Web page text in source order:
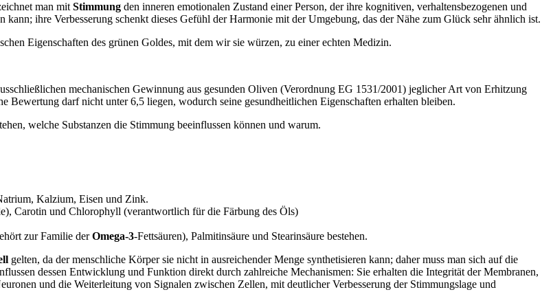
man mit Stimmung den inneren emotionalen Zustand einer Person, der ihre kognitiven, verhaltensbezogenen und
ihre Verbesserung schenkt dieses Gefühl der Harmonie mit der Umgebung, das der Nähe zum Glück sehr ähnlich ist.
Eigenschaften des grünen Goldes, mit dem wir sie würzen, zu einer echten Medizin.
mechanischen Gewinnung aus gesunden Oliven (Verordnung EG 1531/2001) jeglicher Art von Erhitzung
Bewertung darf nicht unter 6,5 liegen, wodurch seine gesundheitlichen Eigenschaften erhalten bleiben.
welche Substanzen die Stimmung beeinflussen können und warum.
Kalzium, Eisen und Zink.
Carotin und Chlorophyll (verantwortlich für die Färbung des Öls)
zur Familie derOmega-3-Fettsäuren), Palmitinsäure und Stearinsäure bestehen.
gelten, da der menschliche Körper sie nicht in ausreichender Menge synthetisieren kann; daher muss man sich auf die
dessen Entwicklung und Funktion direkt durch zahlreiche Mechanismen: Sie erhalten die Integrität der Membranen,
und die Weiterleitung von Signalen zwischen Zellen, mit deutlicher Verbesserung der Stimmungslage und